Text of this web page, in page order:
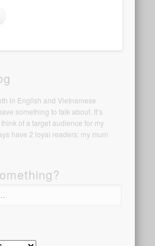
in English and Vietnamese
something to talk about. It’s
of a target audience for my
have 2 loyal readers: my mum